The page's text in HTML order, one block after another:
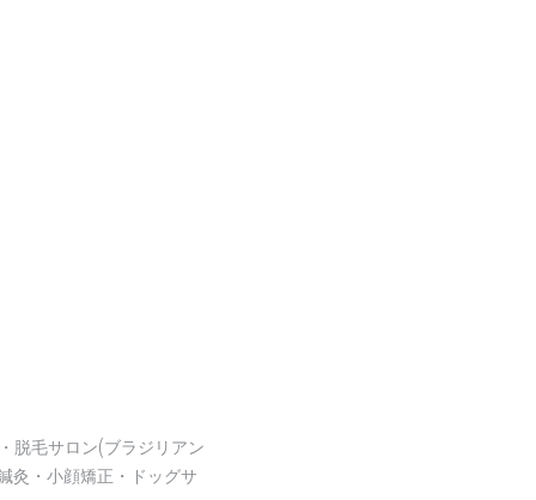
脱毛サロン(ブラジリアン
灸・小顔矯正・ドッグサ